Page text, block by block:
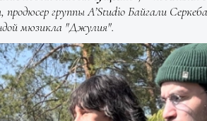
группы A’Studio Байгали
мюзикла "Джулия".